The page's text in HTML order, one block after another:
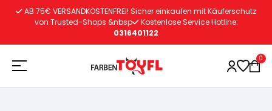
AB 75€ VERSANDKOSTENFREI! Sicher einkaufen mit Käuferschutz
von Trusted-Shops &nbsp
Kostenlose Service Hotline:
0316401122
0